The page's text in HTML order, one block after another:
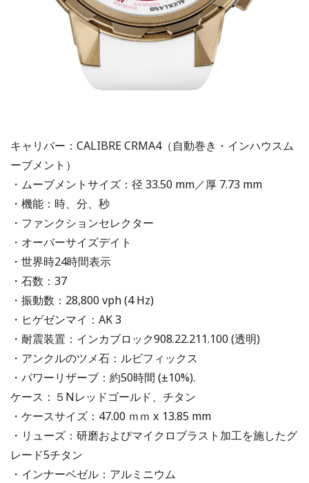
キャリバー：CALIBRE CRMA4（自動巻き・インハウスム
ーブメント）
・ムーブメントサイズ：径 33.50 mm／厚 7.73 mm
・機能：時、分、秒
・ファンクションセレクター
・オーバーサイズデイト
・世界時24時間表示
・石数：37
・振動数：28,800 vph (4 Hz)
・ヒゲゼンマイ：AK 3
・耐震装置：インカブロック908.22.211.100 (透明)
・アンクルのツメ石：ルビフィックス
・パワーリザーブ：約50時間 (±10%).
ケース：５Nレッドゴールド、チタン
・ケースサイズ：47.00 ｍｍ x 13.85 mm
・リューズ：研磨およびマイクロブラスト加工を施したグ
レード5チタン
・インナーベゼル：アルミニウム